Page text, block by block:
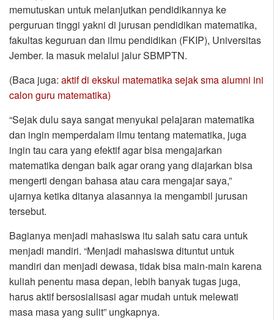
memutuskan untuk melanjutkan pendidikannya ke
perguruan tinggi yakni di jurusan pendidikan matematika,
fakultas keguruan dan ilmu pendidikan (FKIP), Universitas
Jember. Ia masuk melalui jalur SBMPTN.
(Baca juga: aktif di ekskul matematika sejak sma alumni ini
calon guru matematika)
“Sejak dulu saya sangat menyukai pelajaran matematika
dan ingin memperdalam ilmu tentang matematika, juga
ingin tau cara yang efektif agar bisa mengajarkan
matematika dengan baik agar orang yang diajarkan bisa
mengerti dengan bahasa atau cara mengajar saya,”
ujarnya ketika ditanya alasannya ia mengambil jurusan
tersebut.
Bagianya menjadi mahasiswa itu salah satu cara untuk
menjadi mandiri. “Menjadi mahasiswa dituntut untuk
mandiri dan menjadi dewasa, tidak bisa main-main karena
kuliah penentu masa depan, lebih banyak tugas juga,
harus aktif bersosialisasi agar mudah untuk melewati
masa masa yang sulit” ungkapnya.